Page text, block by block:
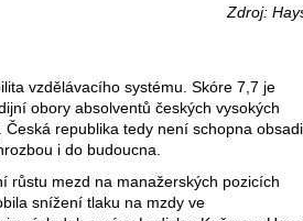
Zdroj:
vzdělávacího systému. Skóre 7,7 je
obory absolventů českých vysokých
republika tedy není schopna
i do budoucna.
růstu mezd na manažerských pozicích
snížení tlaku na mzdy ve